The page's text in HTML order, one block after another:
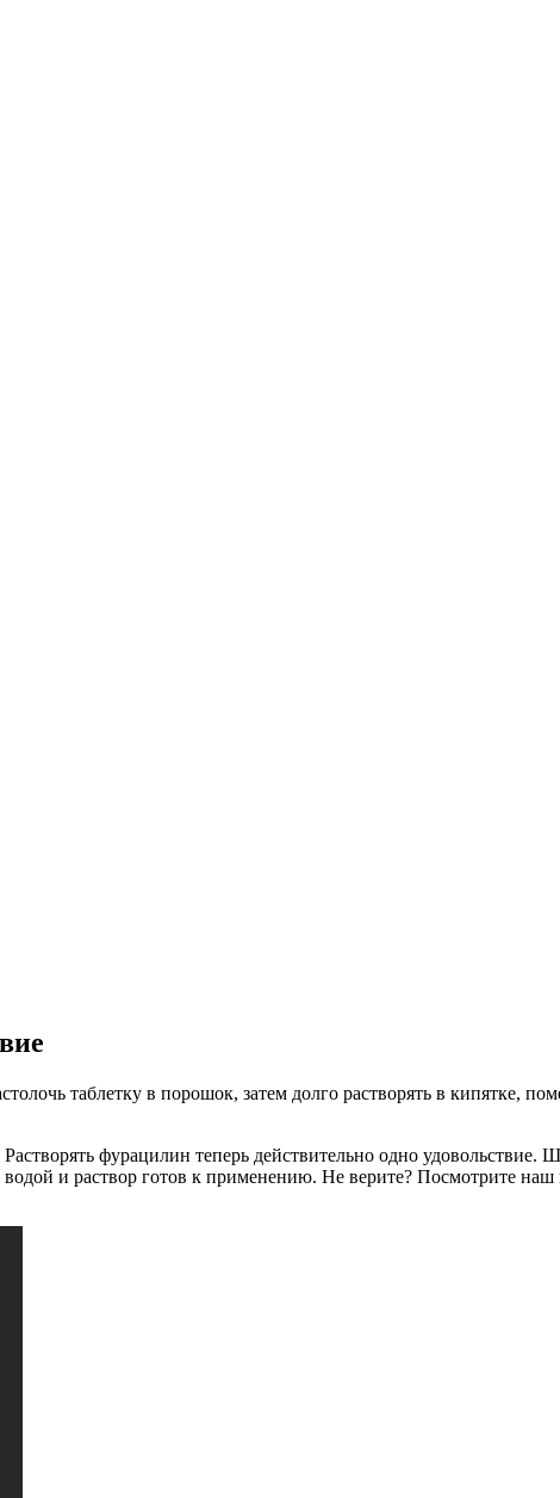
таблетку в порошок, затем долго растворять в кипятке,
Растворять фурацилин теперь действительно одно
и раствор готов к применению. Не верите? Посмотрите